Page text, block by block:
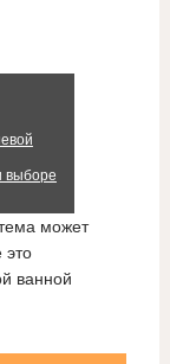
выборе
может
это
ванной